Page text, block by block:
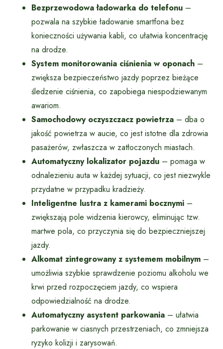
Bezprzewodowa ładowarka do telefonu –
pozwala na szybkie ładowanie smartfona bez
konieczności używania kabli, co ułatwia koncentrację
na drodze.
System monitorowania ciśnienia w oponach –
zwiększa bezpieczeństwo jazdy poprzez bieżące
śledzenie ciśnienia, co zapobiega niespodziewanym
awariom.
Samochodowy oczyszczacz powietrza – dba o
jakość powietrza w aucie, co jest istotne dla zdrowia
pasażerów, zwłaszcza w zatłoczonych miastach.
Automatyczny lokalizator pojazdu – pomaga w
odnalezieniu auta w każdej sytuacji, co jest niezwykle
przydatne w przypadku kradzieży.
Inteligentne lustra z kamerami bocznymi –
zwiększają pole widzenia kierowcy, eliminując tzw.
martwe pola, co przyczynia się do bezpieczniejszej
jazdy.
Alkomat zintegrowany z systemem mobilnym –
umożliwia szybkie sprawdzenie poziomu alkoholu we
krwi przed rozpoczęciem jazdy, co wspiera
odpowiedzialność na drodze.
Automatyczny asystent parkowania – ułatwia
parkowanie w ciasnych przestrzeniach, co zmniejsza
ryzyko kolizji i zarysowań.